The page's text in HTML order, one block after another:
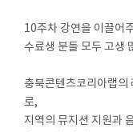
10주차 강연을 이끌어
수료생 분들 모두 고생
충북콘텐츠코리아랩의
로,
지역의 뮤지션 지원과